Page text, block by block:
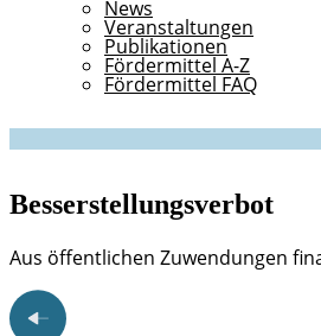
News
Veranstaltungen
Publikationen
Fördermittel A-Z
Fördermittel FAQ
Besserstellungsverbot
Aus öffentlichen Zuwendungen